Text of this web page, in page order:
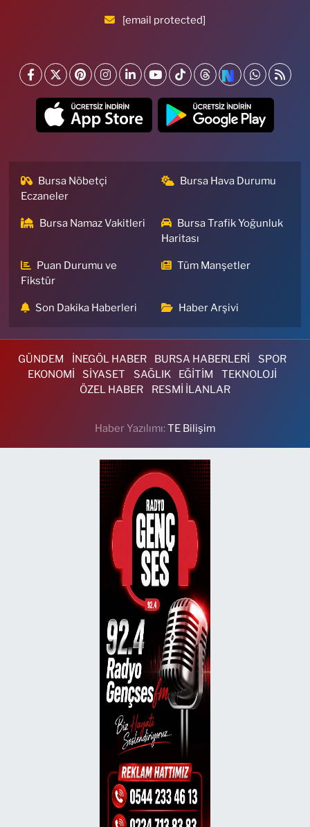
[email protected]
Bursa Nöbetçi
Eczaneler
Bursa Hava Durumu
Bursa Namaz Vakitleri
Bursa Trafik Yoğunluk
Haritası
Puan Durumu ve
Fikstür
Tüm Manşetler
Son Dakika Haberleri Haber Arşivi
GÜNDEM İNEGÖL HABER BURSA HABERLERİ
SPOR
EKONOMİ
SİYASET SAĞLIK EĞİTİM
TEKNOLOJİ
ÖZEL HABER
RESMİ İLANLAR
Haber Yazılımı:TE Bilişim